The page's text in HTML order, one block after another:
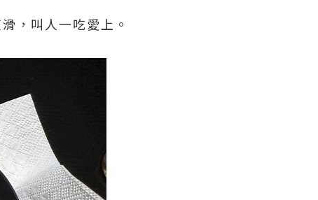
，叫人一吃愛上。